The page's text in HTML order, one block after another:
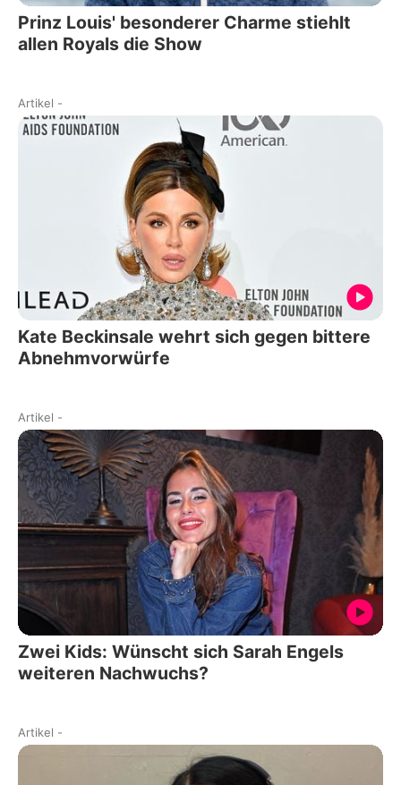
Prinz Louis' besonderer Charme stiehlt
allen Royals die Show
Artikel -
Kate Beckinsale wehrt sich gegen bittere
Abnehmvorwürfe
Artikel -
Zwei Kids: Wünscht sich Sarah Engels
weiteren Nachwuchs?
Artikel -